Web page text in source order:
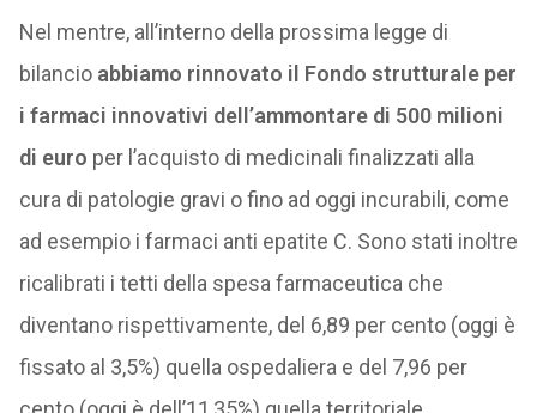
Nel mentre, all’interno della prossima legge di
bilancio abbiamo rinnovato il Fondo strutturale per
i farmaci innovativi dell’ammontare di 500 milioni
di euro per l’acquisto di medicinali finalizzati alla
cura di patologie gravi o fino ad oggi incurabili, come
ad esempio i farmaci anti epatite C. Sono stati inoltre
ricalibrati i tetti della spesa farmaceutica che
diventano rispettivamente, del 6,89 per cento (oggi è
fissato al 3,5%) quella ospedaliera e del 7,96 per